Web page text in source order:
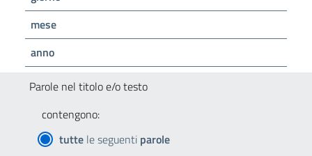
mese
anno
Parole nel titolo e/o testo
contengono:
tutte le seguenti parole